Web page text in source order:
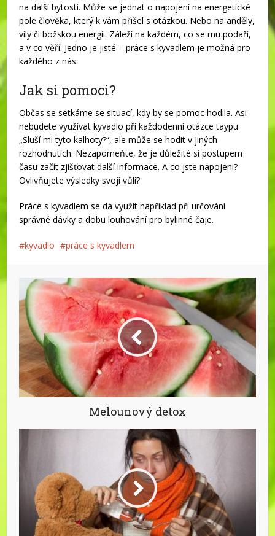
na další bytosti. Může se jednat o napojení na energetické
pole člověka, který k vám přišel s otázkou. Nebo na anděly,
víly či božskou energii. Záleží na každém, co se mu podaří,
a v co věří. Jedno je jisté – práce s kyvadlem je možná pro
každého z nás.
Jak si pomoci?
Občas se setkáme se situací, kdy by se pomoc hodila. Asi
nebudete využívat kyvadlo při každodenní otázce taypu
„Sluší mi tyto kalhoty?“, ale může se hodit v jiných
rozhodnutích. Nezapomeňte, že je důležité si postupem
času začít zjišťovat další informace. A co jste napojeni?
Ovlivňujete výsledky svojí vůlí?
Práce s kyvadlem se dá využít například při určování
správné dávky a dobu louhování pro bylinné čaje.
kyvadlo práce s kyvadlem
Melounový detox